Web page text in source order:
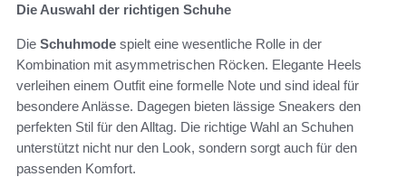
Die Auswahl der richtigen Schuhe
Die Schuhmode spielt eine wesentliche Rolle in der
Kombination mit asymmetrischen Röcken. Elegante Heels
verleihen einem Outfit eine formelle Note und sind ideal für
besondere Anlässe. Dagegen bieten lässige Sneakers den
perfekten Stil für den Alltag. Die richtige Wahl an Schuhen
unterstützt nicht nur den Look, sondern sorgt auch für den
passenden Komfort.